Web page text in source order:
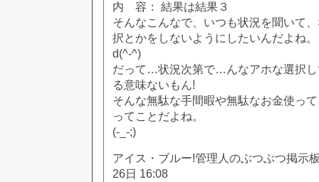
内 容： 結果は結果３
そんなこんなで、いつも状況を聞いて
択とかをしないようにしたいんだよね。
d(^-^)
だって…状況次第で…んなアホな選択し
る意味ないもん!
そんな無駄な手間暇や無駄なお金使っ
ってことだよね。
(-_-;)
アイス・ブルー!管理人のぶつぶつ掲示
26日 16:08